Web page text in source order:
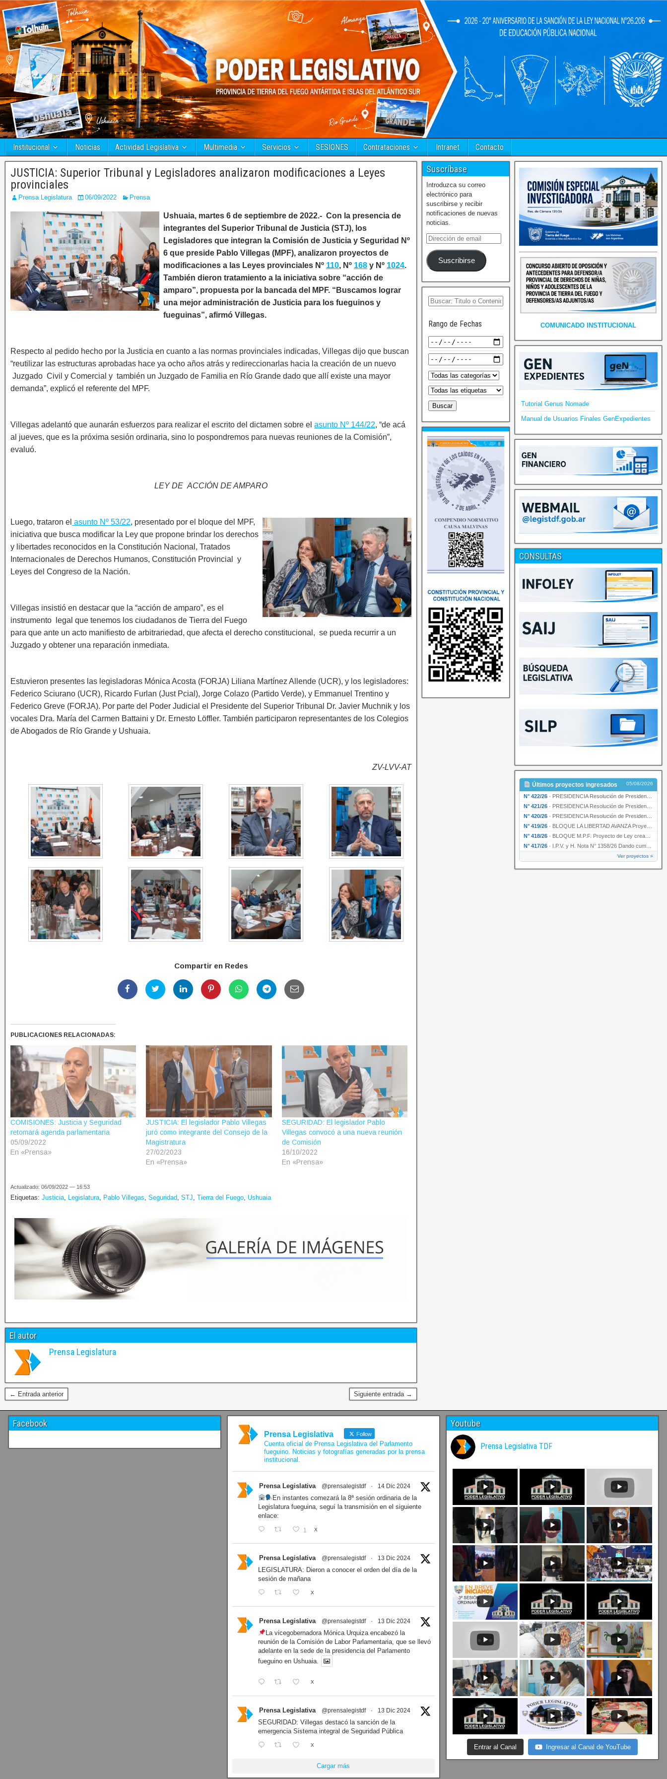
Institucional Noticias Actividad Legislativa Multimedia Servicios SESIONES Contrataciones Intranet Contacto
JUSTICIA: Superior Tribunal y Legisladores analizaron modificaciones a Leyes
provinciales
Prensa Legislatura 06/09/2022 Prensa
Ushuaia, martes 6 de septiembre de 2022.- Con la presencia de
integrantes del Superior Tribunal de Justicia (STJ), los
Legisladores que integran la Comisión de Justicia y Seguridad Nº
6 que preside Pablo Villegas (MPF), analizaron proyectos de
modificaciones a las Leyes provinciales Nº 110, Nº 168 y Nº 1024.
También dieron tratamiento a la iniciativa sobre “acción de
amparo”, propuesta por la bancada del MPF. “Buscamos lograr
una mejor administración de Justicia para los fueguinos y
fueguinas”, afirmó Villegas.
Respecto al pedido hecho por la Justicia en cuanto a las normas provinciales indicadas, Villegas dijo que buscan
“reutilizar las estructuras aprobadas hace ya ocho años atrás y redireccionarlas hacia la creación de un nuevo
Juzgado Civil y Comercial y también un Juzgado de Familia en Río Grande dado que allí existe una mayor
demanda”, explicó el referente del MPF.
Villegas adelantó que aunarán esfuerzos para realizar el escrito del dictamen sobre el asunto Nº 144/22, “de acá
al jueves, que es la próxima sesión ordinaria, sino lo pospondremos para nuevas reuniones de la Comisión”,
evaluó.
LEY DE ACCIÓN DE AMPARO
Luego, trataron el asunto Nº 53/22, presentado por el bloque del MPF,
iniciativa que busca modificar la Ley que propone brindar los derechos
y libertades reconocidos en la Constitución Nacional, Tratados
Internacionales de Derechos Humanos, Constitución Provincial y
Leyes del Congreso de la Nación.
Villegas insistió en destacar que la “acción de amparo”, es el
instrumento legal que tenemos los ciudadanos de Tierra del Fuego
para que ante un acto manifiesto de arbitrariedad, que afecta el derecho constitucional, se pueda recurrir a un
Juzgado y obtener una reparación inmediata.
Estuvieron presentes las legisladoras Mónica Acosta (FORJA) Liliana Martínez Allende (UCR), y los legisladores:
Federico Sciurano (UCR), Ricardo Furlan (Just Pcial), Jorge Colazo (Partido Verde), y Emmanuel Trentino y
Federico Greve (FORJA). Por parte del Poder Judicial el Presidente del Superior Tribunal Dr. Javier Muchnik y los
vocales Dra. María del Carmen Battaini y Dr. Ernesto Löffler. También participaron representantes de los Colegios
de Abogados de Río Grande y Ushuaia.
ZV-LVV-AT
Compartir en Redes
PUBLICACIONES RELACIONADAS:
COMISIONES: Justicia y Seguridad
retomará agenda parlamentaria
05/09/2022
En «Prensa»
JUSTICIA: El legislador Pablo Villegas
juró como integrante del Consejo de la
Magistratura
27/02/2023
En «Prensa»
SEGURIDAD: El legislador Pablo
Villegas convocó a una nueva reunión
de Comisión
16/10/2022
En «Prensa»
Actualizado: 06/09/2022 — 16:53
Etiquetas: Justicia, Legislatura, Pablo Villegas, Seguridad, STJ, Tierra del Fuego, Ushuaia
El autor
Prensa Legislatura
← Entrada anterior Siguiente entrada →
Suscríbase
Introduzca su correo
electrónico para
suscribirse y recibir
notificaciones de nuevas
noticias.
Suscribirse
Rango de Fechas COMUNICADO INSTITUCIONAL
Tutorial Genus Nomade
Manual de Usuarios Finales GenExpedientes
CONSULTAS
Últimos proyectos ingresados 05/08/2026
N° 422/26 · PRESIDENCIA Resolución de Presidencia N° 200/26 para su ratificación.
N° 421/26 · PRESIDENCIA Resolución de Presidencia N° 199/26 para su ratificación.
N° 420/26 · PRESIDENCIA Resolución de Presidencia N° 198/26 para su ratificación.
N° 419/26 · BLOQUE LA LIBERTAD AVANZA Proyecto de Ley declarando la esencialidad del servicio educativ…
N° 418/26 · BLOQUE M.P.F. Proyecto de Ley creando el Ente Único Regulador de servicios públicos de la …
N° 417/26 · I.P.V. y H. Nota N° 1358/26 Dando cumplimiento al artículo 29 de la Ley provincial N° 1399…
Ver proyectos »
Facebook
Prensa Legislativa Follow
Cuenta oficial de Prensa Legislativa del Parlamento
fueguino. Noticias y fotografías generadas por la prensa
institucional.
Prensa Legislativa @prensalegistdf · 14 Dic 2024
En instantes comezará la 8ª sesión ordinaria de la
Legislatura fueguina, seguí la transmisión en el siguiente
enlace:
1 X
Prensa Legislativa @prensalegistdf · 13 Dic 2024
LEGISLATURA: Dieron a conocer el orden del día de la
sesión de mañana
X
Prensa Legislativa @prensalegistdf · 13 Dic 2024
La vicegobernadora Mónica Urquiza encabezó la
reunión de la Comisión de Labor Parlamentaria, que se llevó
adelante en la sede de la presidencia del Parlamento
fueguino en Ushuaia.
X
Prensa Legislativa @prensalegistdf · 13 Dic 2024
SEGURIDAD: Villegas destacó la sanción de la
emergencia Sistema integral de Seguridad Pública
X
Cargar más
Youtube
Prensa Legislativa TDF
Entrar al Canal Ingresar al Canal de YouTube